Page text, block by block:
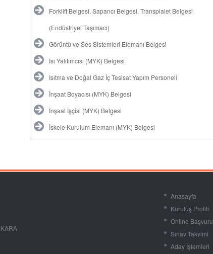
Forklift Belgesi, Sapancı Belgesi, Transplalet Belgesi
(Endüstriyel Taşımacı)
Görüntü ve Ses Sistemleri Elemanı Belgesi
Isı Yalıtımcısı (MYK) Belgesi
Isıtma ve Doğal Gaz İç Tesisat Yapım Personeli
İnşaat Boyacısı (MYK) Belgesi
İnşaat İşçisi (MYK) Belgesi
İskele Kurulum Elemanı (MYK) Belgesi
Anasayfa
Kuruluş Profili
Online Başvuru
Sınav Takvimi
Aday İşlemleri